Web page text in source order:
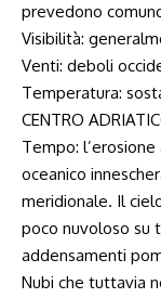
prevedono
Visibilità:
Venti: deboli
Temperatura:
CENTRO
Tempo:
oceanico
meridionale. Il
poco nuvoloso su
addensamenti
Nubi che tuttavia